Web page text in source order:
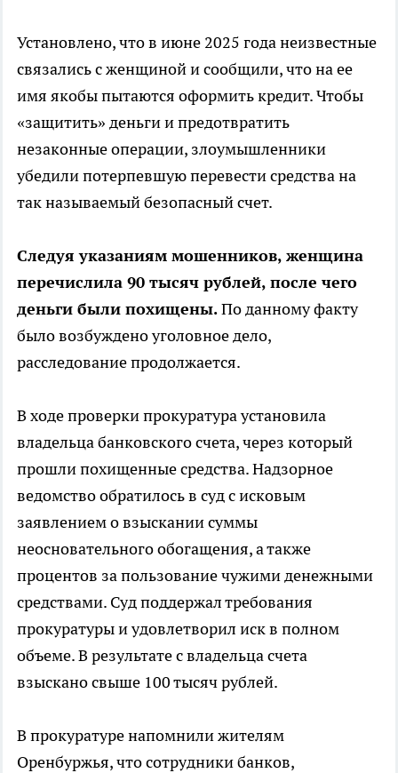
Установлено, что в июне 2025 года неизвестные
связались с женщиной и сообщили, что на ее
имя якобы пытаются оформить кредит. Чтобы
«защитить» деньги и предотвратить
незаконные операции, злоумышленники
убедили потерпевшую перевести средства на
так называемый безопасный счет.
Следуя указаниям мошенников, женщина
перечислила 90 тысяч рублей, после чего
деньги были похищены.По данному факту
было возбуждено уголовное дело,
расследование продолжается.
В ходе проверки прокуратура установила
владельца банковского счета, через который
прошли похищенные средства. Надзорное
ведомство обратилось в суд с исковым
заявлением о взыскании суммы
неосновательного обогащения, а также
процентов за пользование чужими денежными
средствами. Суд поддержал требования
прокуратуры и удовлетворил иск в полном
объеме. В результате с владельца счета
взыскано свыше 100 тысяч рублей.
В прокуратуре напомнили жителям
Оренбуржья, что сотрудники банков,